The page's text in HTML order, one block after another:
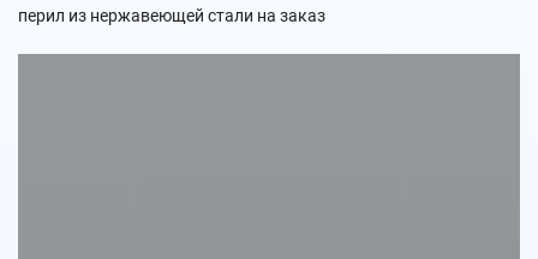
перил из нержавеющей стали на заказ